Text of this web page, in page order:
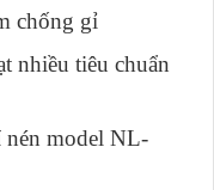
chống gỉ
nhiều tiêu chuẩn